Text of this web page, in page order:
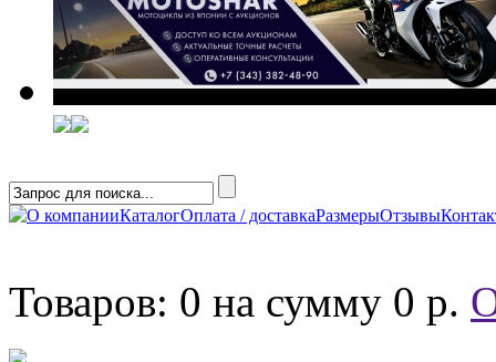
О компанииКаталогОплата / доставкаРазмерыОтзывы
Товаров: 0 на сумму 0 р.